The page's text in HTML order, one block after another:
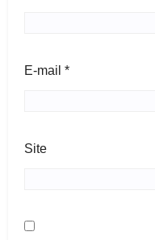
E-mail *
Site